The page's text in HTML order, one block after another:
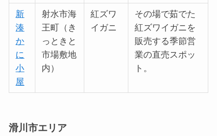
新
湊
か
に
小
屋
射水市海
王町（き
っときと
市場敷地
内）
紅ズワ
イガニ
その場で茹でた
紅ズワイガニを
販売する季節営
業の直売スポッ
ト。
滑川市エリア